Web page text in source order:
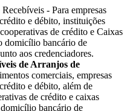
- Para empresas
e débito, instituições
de crédito e Caixas
domicílio bancário de
aos credenciadores.
de Arranjos de
comerciais, empresas
e débito, além de
de crédito e caixas
bancário de